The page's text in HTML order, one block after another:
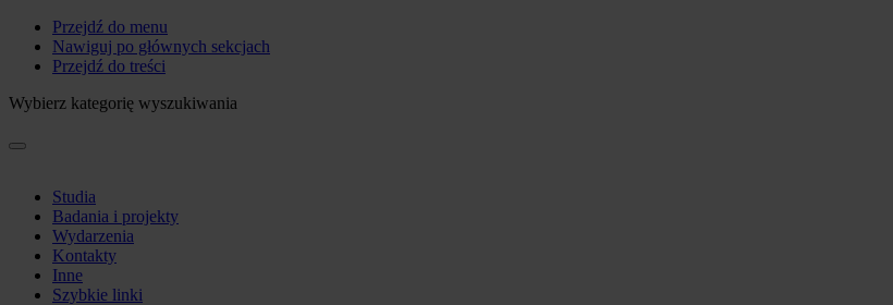
Przejdź do menu
Nawiguj po głównych sekcjach
Przejdź do treści
Wybierz kategorię wyszukiwania
Studia
Badania i projekty
Wydarzenia
Kontakty
Inne
Szybkie linki